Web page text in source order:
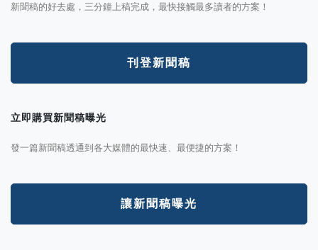
新聞稿的好去處，三分鐘上稿完成，最快接觸最多讀者的方案！
刊登新聞稿
立即購買新聞稿曝光
發一篇新聞稿透通到各大媒體的最快速、最便捷的方案！
讓新聞稿曝光